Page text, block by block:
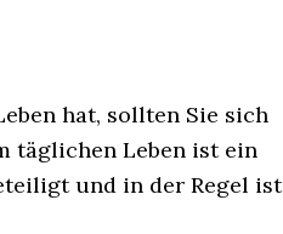
hat, sollten Sie sich
täglichen Leben ist ein
und in der Regel ist